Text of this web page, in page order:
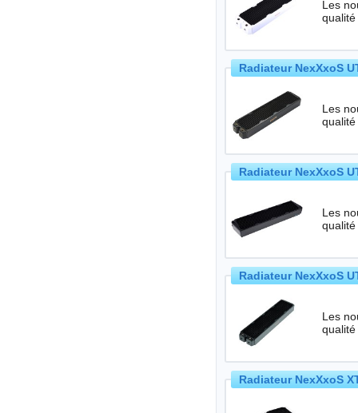
Les
Radiateur NexXxoS
Les
Radiateur NexXxoS
Les
Radiateur NexXxoS
Les
Radiateur NexXxoS